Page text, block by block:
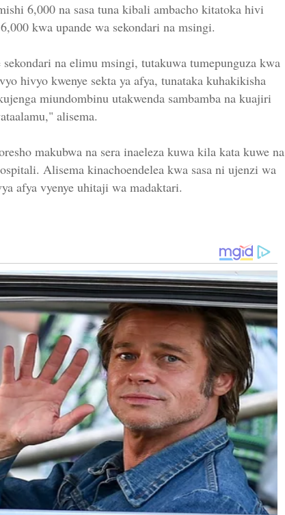
6,000 na sasa tuna kibali ambacho kitatoka hivi
kwa upande wa sekondari na msingi.
na elimu msingi, tutakuwa tumepunguza kwa
hivyo kwenye sekta ya afya, tunataka kuhakikisha
miundombinu utakwenda sambamba na kuajiri
alisema.
makubwa na sera inaeleza kuwa kila kata kuwe na
Alisema kinachoendelea kwa sasa ni ujenzi wa
afya vyenye uhitaji wa madaktari.